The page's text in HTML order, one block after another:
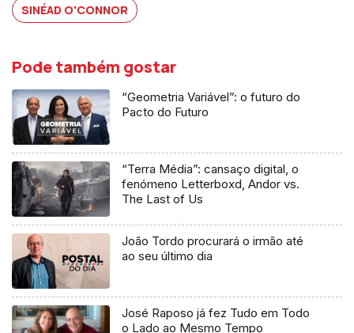
SINÉAD O'CONNOR
Pode também gostar
“Geometria Variável”: o futuro do
Pacto do Futuro
“Terra Média”: cansaço digital, o
fenómeno Letterboxd, Andor vs.
The Last of Us
João Tordo procurará o irmão até
ao seu último dia
José Raposo já fez Tudo em Todo
o Lado ao Mesmo Tempo